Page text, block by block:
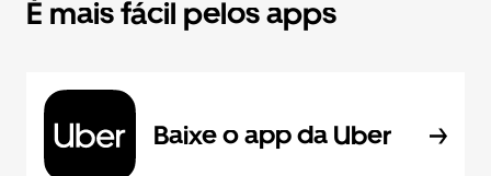
É mais fácil pelos apps
Baixe o app da Uber